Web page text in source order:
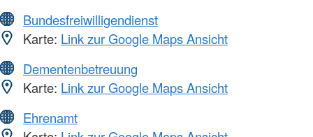
Bundesfreiwilligendienst
Karte: Link zur Google Maps Ansicht
Dementenbetreuung
Karte: Link zur Google Maps Ansicht
Ehrenamt